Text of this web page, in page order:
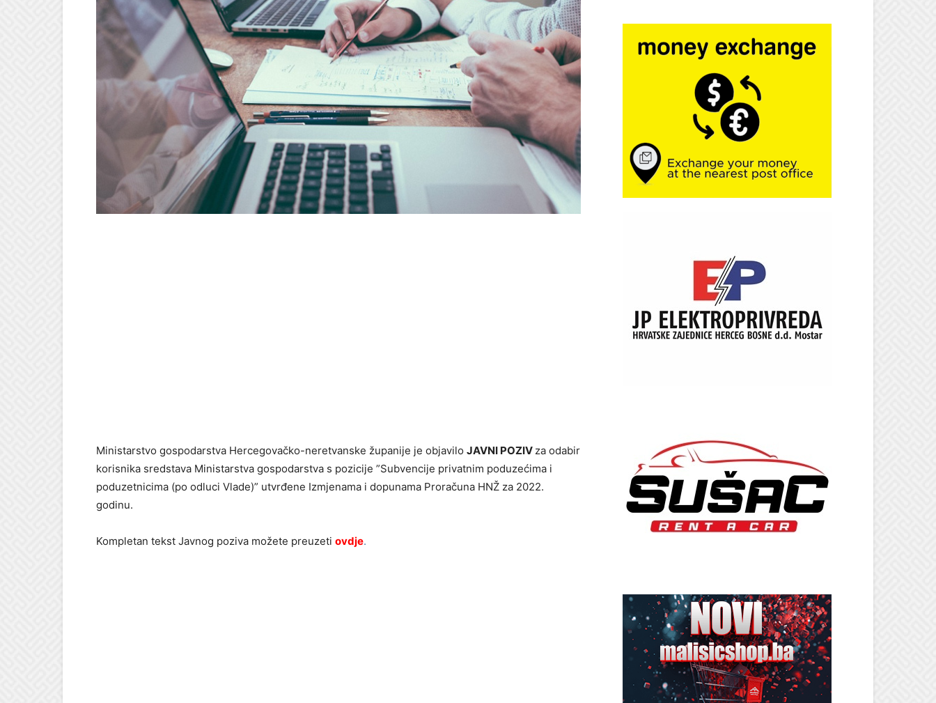
Ministarstvo gospodarstva Hercegovačko-neretvanske županije je objavilo JAVNI POZIV za odabir
korisnika sredstava Ministarstva gospodarstva s pozicije ”Subvencije privatnim poduzećima i
poduzetnicima (po odluci Vlade)” utvrđene Izmjenama i dopunama Proračuna HNŽ za 2022.
godinu.
Kompletan tekst Javnog poziva možete preuzeti ovdje.